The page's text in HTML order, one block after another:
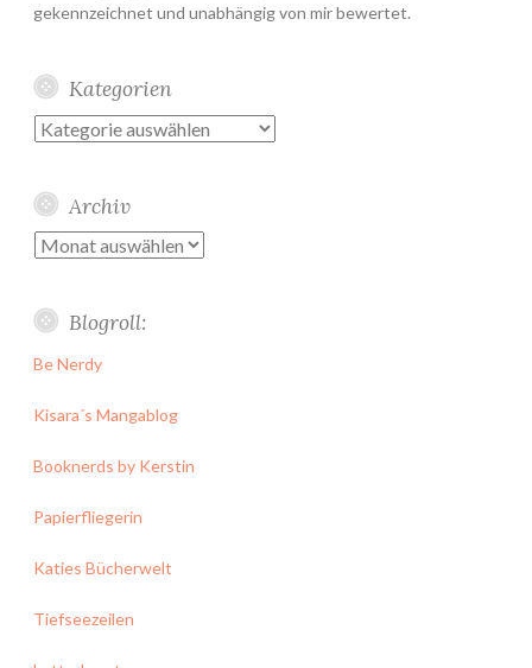
gekennzeichnet und unabhängig von mir bewertet.
Kategorien
Kategorien
Archiv
Archiv
Blogroll:
Be Nerdy
Kisara´s Mangablog
Booknerds by Kerstin
Papierfliegerin
Katies Bücherwelt
Tiefseezeilen